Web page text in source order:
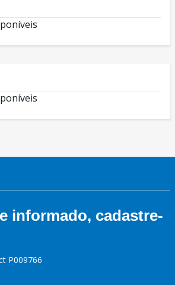
informado, cadastre-
P009766